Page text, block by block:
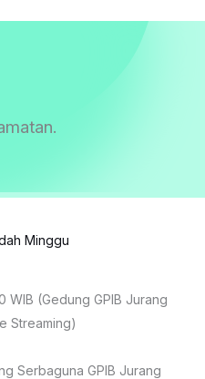
Minggu
WIB (Gedung GPIB Jurang
Streaming)
Serbaguna GPIB Jurang